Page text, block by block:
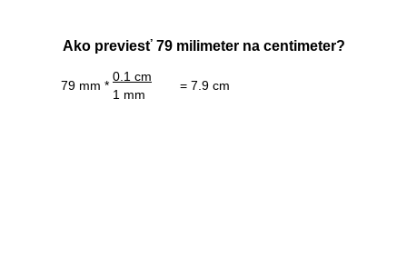
Ako previesť 79 milimeter na centimeter?
79 mm *
0.1 cm
= 7.9 cm
1 mm